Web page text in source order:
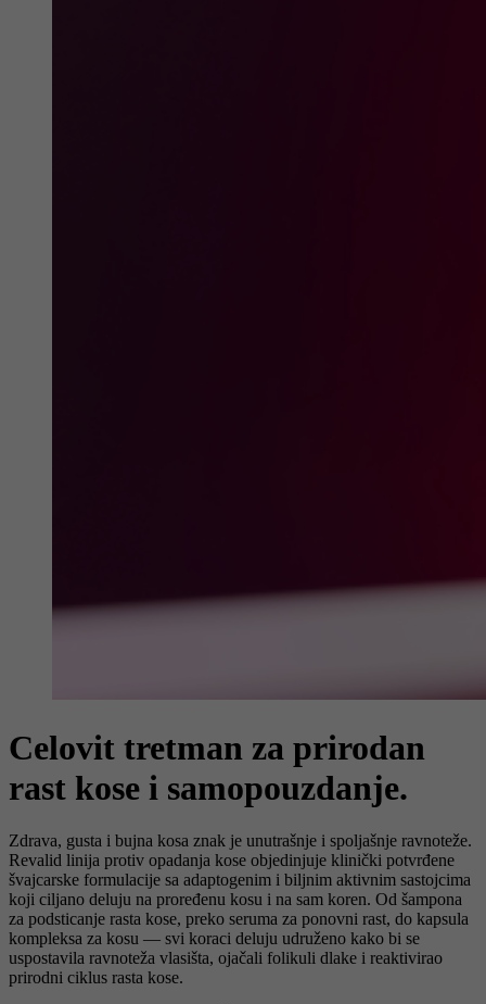
Celovit tretman za prirodan
rast kose i samopouzdanje.
Zdrava, gusta i bujna kosa znak je unutrašnje i spoljašnje ravnoteže.
Revalid linija protiv opadanja kose objedinjuje klinički potvrđene
švajcarske formulacije sa adaptogenim i biljnim aktivnim sastojcima
koji ciljano deluju na proređenu kosu i na sam koren. Od šampona
za podsticanje rasta kose, preko seruma za ponovni rast, do kapsula
kompleksa za kosu — svi koraci deluju udruženo kako bi se
uspostavila ravnoteža vlasišta, ojačali folikuli dlake i reaktivirao
prirodni ciklus rasta kose.